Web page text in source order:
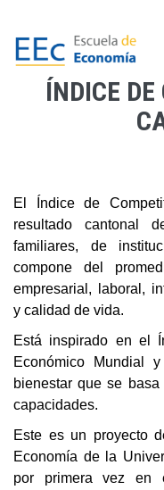
contenido
principal
ÍNDICE
El Índice de
resultado cantonal
familiares, de
compone del
empresarial, laboral,
y calidad de vida.
Está inspirado en el
Económico Mundial
bienestar que se
capacidades.
Este es un proyecto
Economía de la
por primera vez